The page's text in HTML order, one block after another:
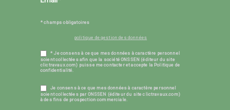
* champs obligatoires
politique de gestion des données
* Je consens à ce que mes données à caractère personnel
soient collectées afin que la société ONSSEN (éditeur du site
clictravaux.com) puisse me contacter et accepte la Politique de
confidentialité.
Je consens à ce que mes données à caractère personnel
soient collectées par ONSSEN (éditeur du site clictravaux.com)
à des fins de prospection commerciale.